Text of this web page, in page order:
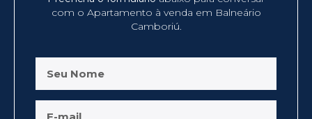
com o Apartamento à venda em Balneário
Camboriú.